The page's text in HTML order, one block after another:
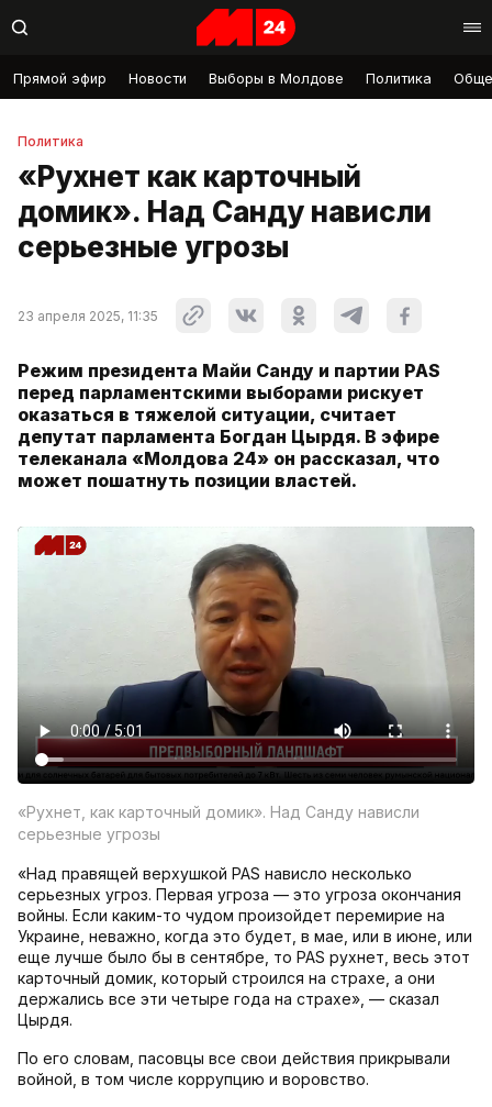
Прямой эфир Новости Выборы в Молдове Политика
Политика
«Рухнет как карточный
домик». Над Санду нависли
серьезные угрозы
23 апреля 2025, 11:35
Режим президента Майи Санду и партии PAS
перед парламентскими выборами рискует
оказаться в тяжелой ситуации, считает
депутат парламента Богдан Цырдя. В эфире
телеканала «Молдова 24» он рассказал, что
может пошатнуть позиции властей.
«Рухнет, как карточный домик». Над Санду нависли
серьезные угрозы
«Над правящей верхушкой PAS нависло несколько
серьезных угроз. Первая угроза — это угроза окончания
войны. Если каким-то чудом произойдет перемирие на
Украине, неважно, когда это будет, в мае, или в июне, или
еще лучше было бы в сентябре, то PAS рухнет, весь этот
карточный домик, который строился на страхе, а они
держались все эти четыре года на страхе», — сказал
Цырдя.
По его словам, пасовцы все свои действия прикрывали
войной, в том числе коррупцию и воровство.